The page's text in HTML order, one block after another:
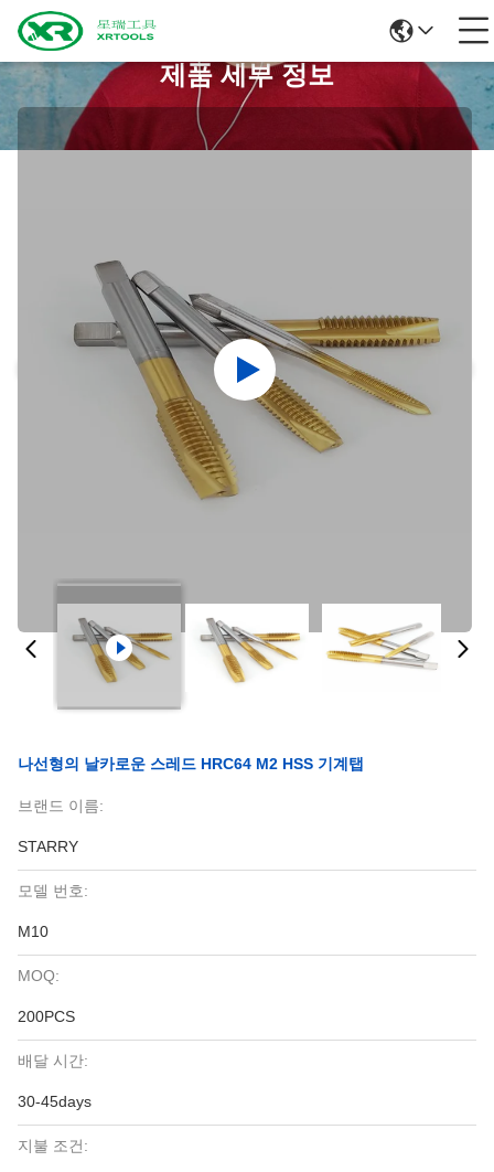
제품 세부 정보
나선형의 날카로운 스레드 HRC64 M2 HSS 기계탭
브랜드 이름:
STARRY
모델 번호:
M10
MOQ:
200PCS
배달 시간:
30-45days
지불 조건: